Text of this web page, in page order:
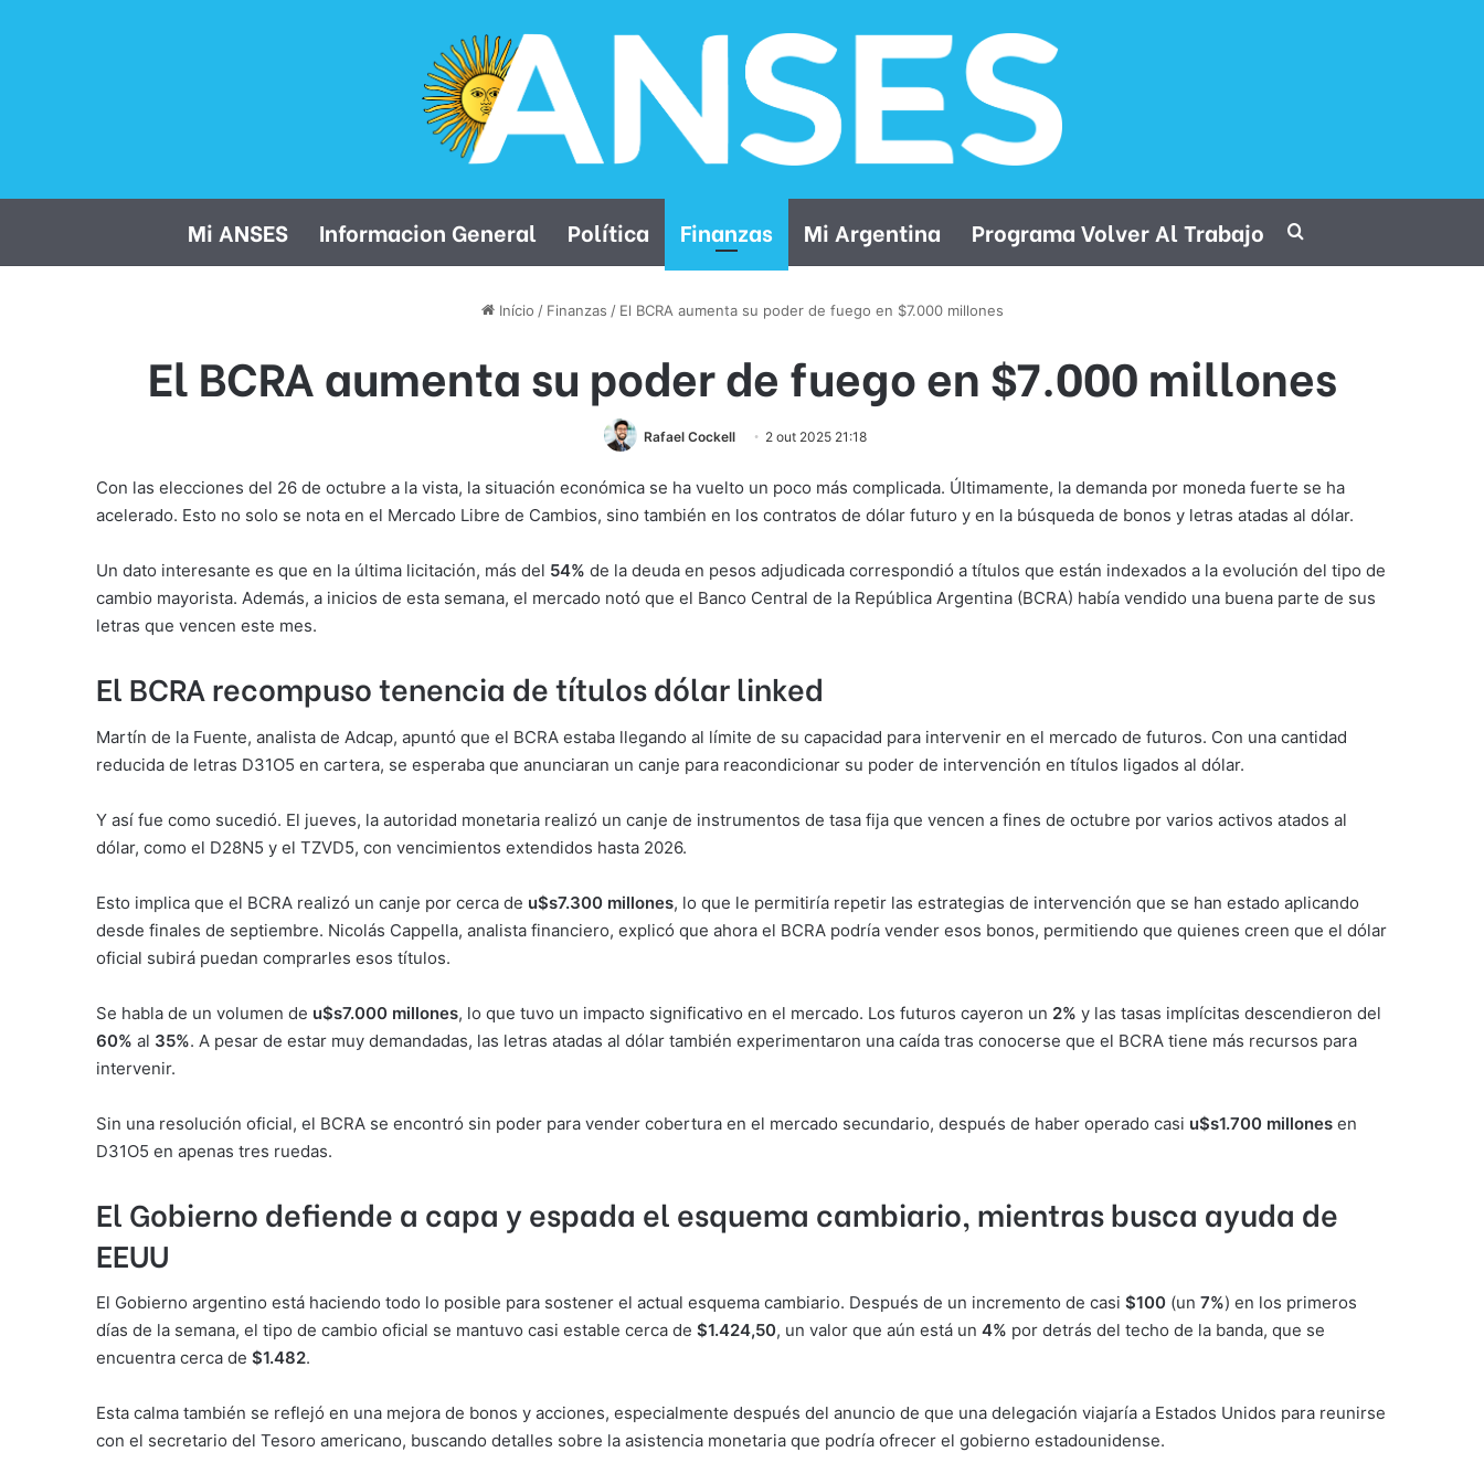
Mi ANSES Informacion General Política Finanzas Mi Argentina Programa Volver Al Trabajo
Início / Finanzas / El BCRA aumenta su poder de fuego en $7.000 millones
El BCRA aumenta su poder de fuego en $7.000 millones
Rafael Cockell 2 out 2025 21:18
Con las elecciones del 26 de octubre a la vista, la situación económica se ha vuelto un poco más complicada. Últimamente, la demanda por moneda fuerte se ha
acelerado. Esto no solo se nota en el Mercado Libre de Cambios, sino también en los contratos de dólar futuro y en la búsqueda de bonos y letras atadas al dólar.
Un dato interesante es que en la última licitación, más del 54% de la deuda en pesos adjudicada correspondió a títulos que están indexados a la evolución del tipo de
cambio mayorista. Además, a inicios de esta semana, el mercado notó que el Banco Central de la República Argentina (BCRA) había vendido una buena parte de sus
letras que vencen este mes.
El BCRA recompuso tenencia de títulos dólar linked
Martín de la Fuente, analista de Adcap, apuntó que el BCRA estaba llegando al límite de su capacidad para intervenir en el mercado de futuros. Con una cantidad
reducida de letras D31O5 en cartera, se esperaba que anunciaran un canje para reacondicionar su poder de intervención en títulos ligados al dólar.
Y así fue como sucedió. El jueves, la autoridad monetaria realizó un canje de instrumentos de tasa fija que vencen a fines de octubre por varios activos atados al
dólar, como el D28N5 y el TZVD5, con vencimientos extendidos hasta 2026.
Esto implica que el BCRA realizó un canje por cerca de u$s7.300 millones, lo que le permitiría repetir las estrategias de intervención que se han estado aplicando
desde finales de septiembre. Nicolás Cappella, analista financiero, explicó que ahora el BCRA podría vender esos bonos, permitiendo que quienes creen que el dólar
oficial subirá puedan comprarles esos títulos.
Se habla de un volumen de u$s7.000 millones, lo que tuvo un impacto significativo en el mercado. Los futuros cayeron un 2% y las tasas implícitas descendieron del
60% al 35%. A pesar de estar muy demandadas, las letras atadas al dólar también experimentaron una caída tras conocerse que el BCRA tiene más recursos para
intervenir.
Sin una resolución oficial, el BCRA se encontró sin poder para vender cobertura en el mercado secundario, después de haber operado casi u$s1.700 millones en
D31O5 en apenas tres ruedas.
El Gobierno defiende a capa y espada el esquema cambiario, mientras busca ayuda de
EEUU
El Gobierno argentino está haciendo todo lo posible para sostener el actual esquema cambiario. Después de un incremento de casi $100 (un 7%) en los primeros
días de la semana, el tipo de cambio oficial se mantuvo casi estable cerca de $1.424,50, un valor que aún está un 4% por detrás del techo de la banda, que se
encuentra cerca de $1.482.
Esta calma también se reflejó en una mejora de bonos y acciones, especialmente después del anuncio de que una delegación viajaría a Estados Unidos para reunirse
con el secretario del Tesoro americano, buscando detalles sobre la asistencia monetaria que podría ofrecer el gobierno estadounidense.